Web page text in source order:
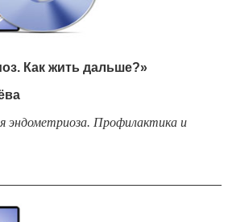
Как жить дальше?»
эндометриоза. Профилактика и